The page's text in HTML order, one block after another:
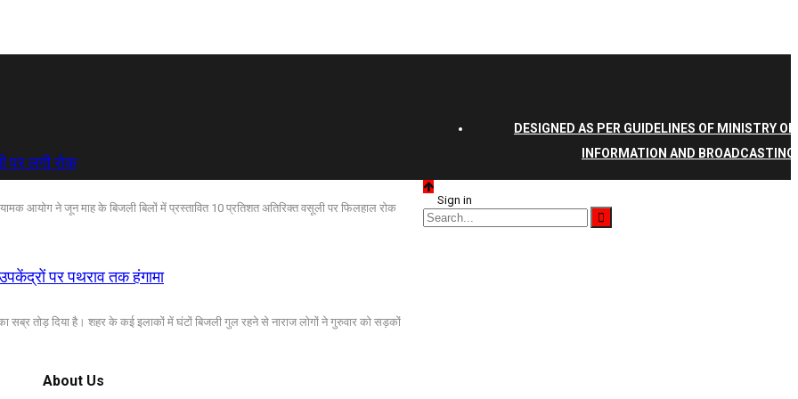
पर लगी रोक
आयोग ने जून माह के बिजली बिलों में प्रस्तावित 10 प्रतिशत अतिरिक्त वसूली पर फिलहाल रोक
पर पथराव तक हंगामा
सब्र तोड़ दिया है। शहर के कई इलाकों में घंटों बिजली गुल रहने से नाराज लोगों ने गुरुवार को सड़कों
About Us
DESIGNED AS PER GUIDELINES OF MINISTRY OF
INFORMATION AND BROADCASTING
Sign in